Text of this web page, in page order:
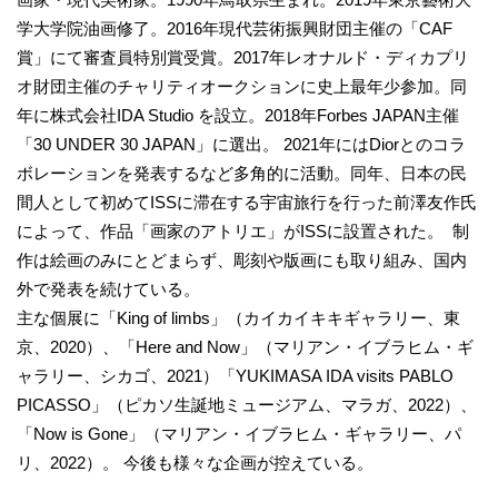
学大学院油画修了。2016年現代芸術振興財団主催の「CAF
賞」にて審査員特別賞受賞。2017年レオナルド・ディカプリ
オ財団主催のチャリティオークションに史上最年少参加。同
年に株式会社IDA Studio を設立。2018年Forbes JAPAN主催
「30 UNDER 30 JAPAN」に選出。 2021年にはDiorとのコラ
ボレーションを発表するなど多角的に活動。同年、日本の民
間人として初めてISSに滞在する宇宙旅行を行った前澤友作氏
によって、作品「画家のアトリエ」がISSに設置された。 制
作は絵画のみにとどまらず、彫刻や版画にも取り組み、国内
外で発表を続けている。
主な個展に「King of limbs」（カイカイキキギャラリー、東
京、2020）、「Here and Now」（マリアン・イブラヒム・ギ
ャラリー、シカゴ、2021）「YUKIMASA IDA visits PABLO
PICASSO」（ピカソ生誕地ミュージアム、マラガ、2022）、
「Now is Gone」（マリアン・イブラヒム・ギャラリー、パ
リ、2022）。 今後も様々な企画が控えている。